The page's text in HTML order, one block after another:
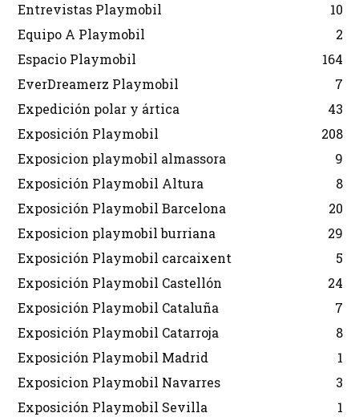
Entrevistas Playmobil
10
Equipo A Playmobil
2
Espacio Playmobil
164
EverDreamerz Playmobil
7
Expedición polar y ártica
43
Exposición Playmobil
208
Exposicion playmobil almassora
9
Exposición Playmobil Altura
8
Exposición Playmobil Barcelona
20
Exposicion playmobil burriana
29
Exposición Playmobil carcaixent
5
Exposición Playmobil Castellón
24
Exposición Playmobil Cataluña
7
Exposición Playmobil Catarroja
8
Exposición Playmobil Madrid
1
Exposicion Playmobil Navarres
3
Exposición Playmobil Sevilla
1